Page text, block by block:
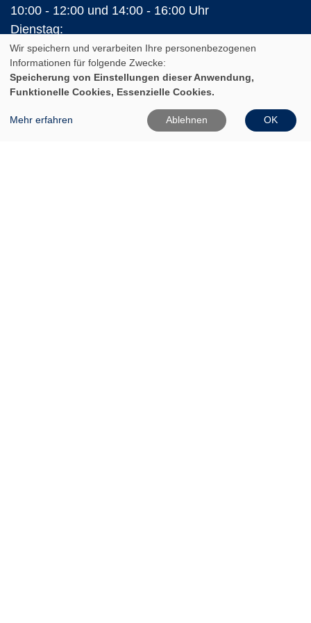
10:00 - 12:00 und 14:00 - 16:00 Uhr
Dienstag:
10:00 - 12:00 und 14:00 - 18:00 Uhr
Mittwoch:
10:00 - 12:00 Uhr
10:00 - 12:00 und 14:00 - 16:00 Uhr
Wir speichern und verarbeiten Ihre personenbezogenen
Informationen für folgende Zwecke:
Speicherung von Einstellungen dieser Anwendung,
Funktionelle Cookies, Essenzielle Cookies.
Mehr erfahren Ablehnen OK